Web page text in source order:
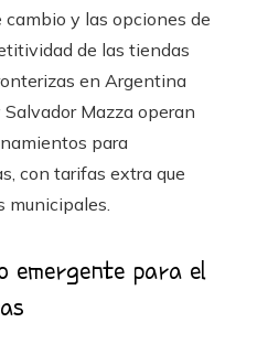
y las opciones de
de las tiendas
en Argentina
Mazza operan
para
con tarifas extra que
municipales.
emergente para el